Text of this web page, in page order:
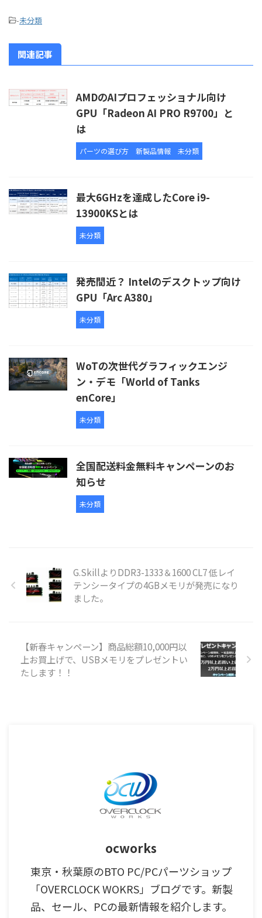
-未分類
関連記事
AMDのAIプロフェッショナル向け
GPU「Radeon AI PRO R9700」と
は
パーツの選び方 新製品情報 未分類
最大6GHzを達成したCore i9-
13900KSとは
未分類
発売間近？ Intelのデスクトップ向け
GPU「Arc A380」
未分類
WoTの次世代グラフィックエンジ
ン・デモ「World of Tanks
enCore」
未分類
全国配送料金無料キャンペーンのお
知らせ
未分類
G.SkillよりDDR3-1333＆1600 CL7 低レイ
テンシータイプの4GBメモリが発売になり
ました。
【新春キャンペーン】商品総額10,000円以
上お買上げで、USBメモリをプレゼントい
たします！！
ocworks
東京・秋葉原のBTO PC/PCパーツショップ
「OVERCLOCK WOKRS」ブログです。新製
品、セール、PCの最新情報を紹介します。